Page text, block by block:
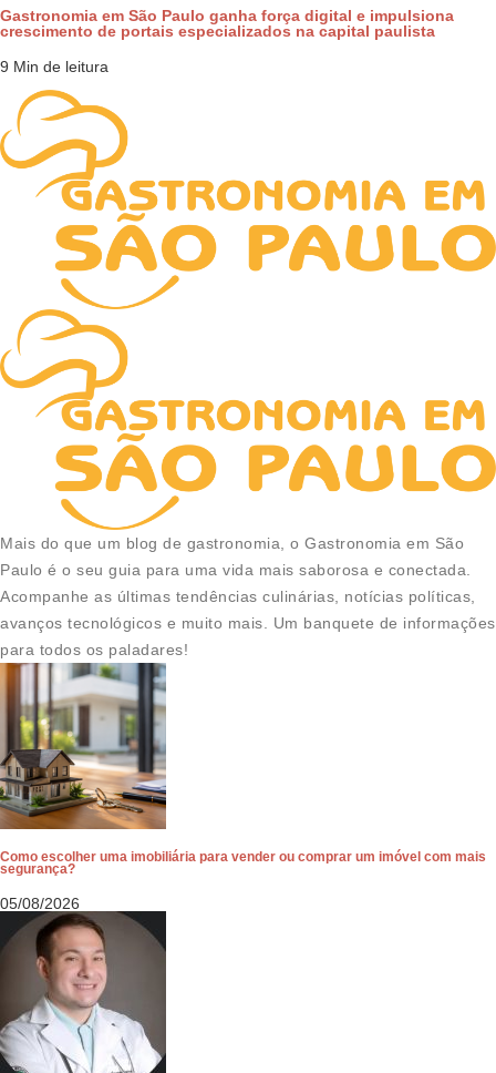
Gastronomia em São Paulo ganha força digital e impulsiona
crescimento de portais especializados na capital paulista
9 Min de leitura
Mais do que um blog de gastronomia, o Gastronomia em São
Paulo é o seu guia para uma vida mais saborosa e conectada.
Acompanhe as últimas tendências culinárias, notícias políticas,
avanços tecnológicos e muito mais. Um banquete de informações
para todos os paladares!
Como escolher uma imobiliária para vender ou comprar um imóvel com mais
segurança?
05/08/2026